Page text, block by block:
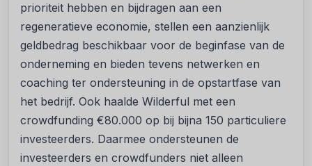
prioriteit hebben en bijdragen aan een
regeneratieve economie, stellen een aanzienlijk
geldbedrag beschikbaar voor de beginfase van de
onderneming en bieden tevens netwerken en
coaching ter ondersteuning in de opstartfase van
het bedrijf. Ook haalde Wilderful met een
crowdfunding €80.000 op bij bijna 150 particuliere
investeerders. Daarmee ondersteunen de
investeerders en crowdfunders niet alleen